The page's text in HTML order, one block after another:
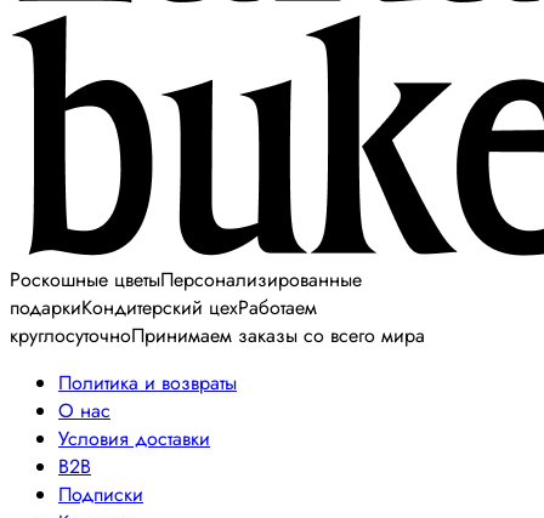
Роскошные цветыПерсонализированные
подаркиКондитерский цехРаботаем
круглосуточноПринимаем заказы со всего мира
Политика и возвраты
О нас
Условия доставки
B2B
Подписки